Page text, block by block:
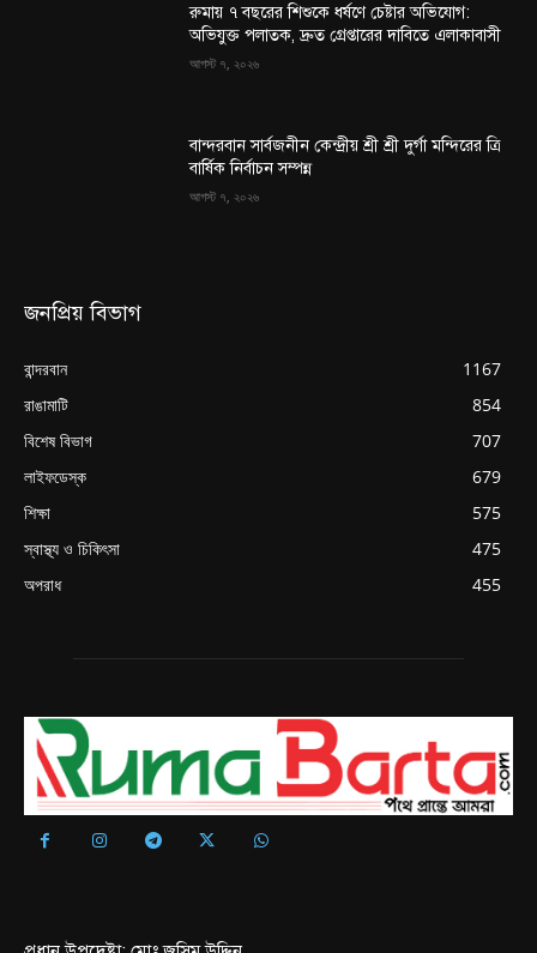
রুমায় ৭ বছরের শিশুকে ধর্ষণে চেষ্টার অভিযোগ:
অভিযুক্ত পলাতক, দ্রুত গ্রেপ্তারের দাবিতে এলাকাবাসী
আগস্ট ৭, ২০২৬
বান্দরবান সার্বজনীন কেন্দ্রীয় শ্রী শ্রী দুর্গা মন্দিরের ত্রি
বার্ষিক নির্বাচন সম্পন্ন
আগস্ট ৭, ২০২৬
জনপ্রিয় বিভাগ
বান্দরবান
1167
রাঙামাটি
854
বিশেষ বিভাগ
707
লাইফডেস্ক
679
শিক্ষা
575
স্বাস্থ্য ও চিকিৎসা
475
অপরাধ
455